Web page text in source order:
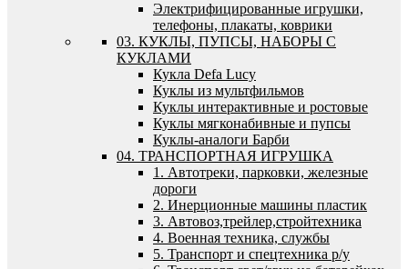
Электрифицированные игрушки,
телефоны, плакаты, коврики
03. КУКЛЫ, ПУПСЫ, НАБОРЫ С
КУКЛАМИ
Кукла Defa Lucy
Куклы из мультфильмов
Куклы интерактивные и ростовые
Куклы мягконабивные и пупсы
Куклы-аналоги Барби
04. ТРАНСПОРТНАЯ ИГРУШКА
1. Автотреки, парковки, железные
дороги
2. Инерционные машины пластик
3. Автовоз,трейлер,стройтехника
4. Военная техника, службы
5. Транспорт и спецтехника р/у